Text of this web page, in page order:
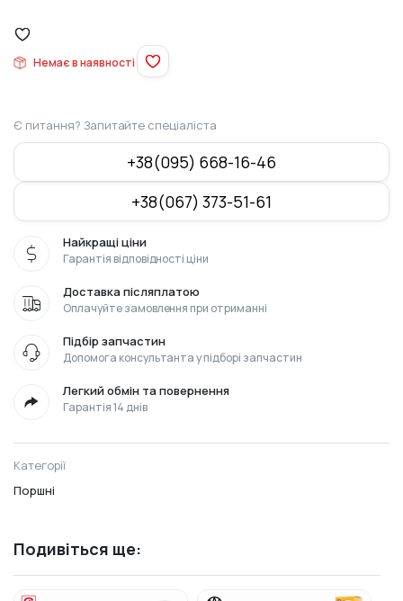
Немає в наявності
Є питання? Запитайте спеціаліста
+38(095) 668-16-46
+38(067) 373-51-61
Найкращі ціни
Гарантія відповідності ціни
Доставка післяплатою
Оплачуйте замовлення при отриманні
Підбір запчастин
Допомога консультанта у підборі запчастин
Легкий обмін та повернення
Гарантія 14 днів
Категорії
Поршні
Подивіться ще: